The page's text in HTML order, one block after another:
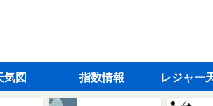
気図 指数情報 レジャー